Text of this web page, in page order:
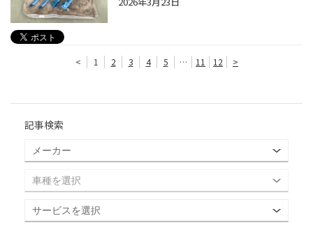
< 1 2 3 4 5 … 11 12 >
記事検索